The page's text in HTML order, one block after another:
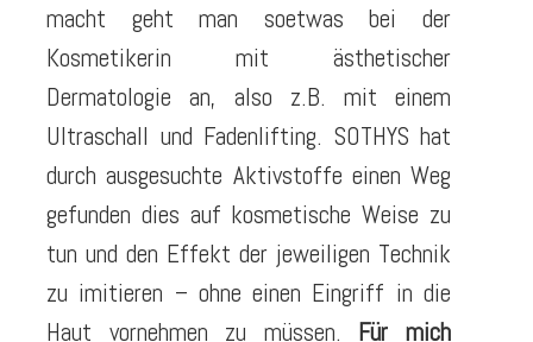
macht geht man soetwas bei der
Kosmetikerin mit ästhetischer
Dermatologie an, also z.B. mit einem
Ultraschall und Fadenlifting. SOTHYS hat
durch ausgesuchte Aktivstoffe einen Weg
gefunden dies auf kosmetische Weise zu
tun und den Effekt der jeweiligen Technik
zu imitieren – ohne einen Eingriff in die
Haut vornehmen zu müssen. Für mich